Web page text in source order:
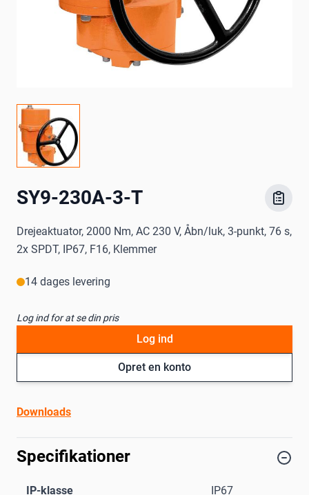
SY9-230A-3-T
Drejeaktuator, 2000 Nm, AC 230 V, Åbn/luk, 3-punkt, 76 s,
2x SPDT, IP67, F16, Klemmer
14 dages levering
Log ind for at se din pris
Opret en konto
Log ind
Downloads
Specifikationer
IP-klasse IP67